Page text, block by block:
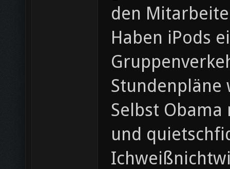
den
Haben iPods
Stundenpläne
Selbst
und